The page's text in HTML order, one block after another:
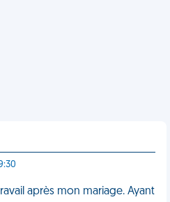
après mon mariage. Ayant